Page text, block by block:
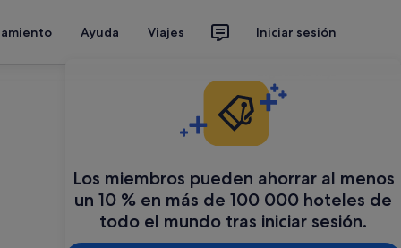
Ayuda Viajes Iniciar sesión
Los miembros pueden ahorrar al menos
un 10 % en más de 100 000 hoteles de
todo el mundo tras iniciar sesión.